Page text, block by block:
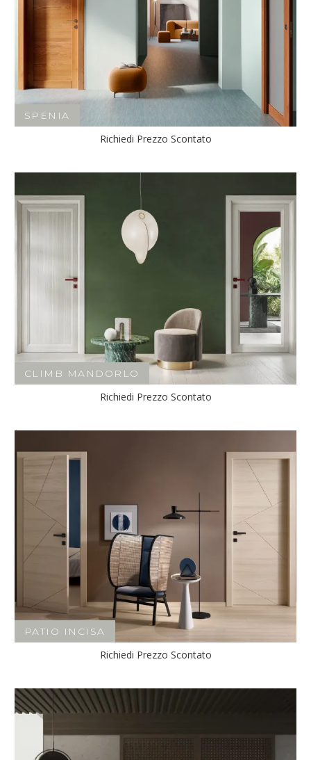
SPENIA
Richiedi Prezzo Scontato
CLIMB MANDORLO
Richiedi Prezzo Scontato
PATIO INCISA
Richiedi Prezzo Scontato